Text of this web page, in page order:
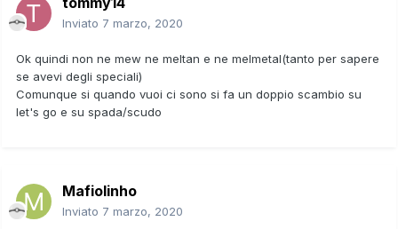
Inviato 7 marzo, 2020
Ok quindi non ne mew ne meltan e ne melmetal(tanto per sapere
se avevi degli speciali)
Comunque si quando vuoi ci sono si fa un doppio scambio su
let's go e su spada/scudo
Mafiolinho
Inviato 7 marzo, 2020